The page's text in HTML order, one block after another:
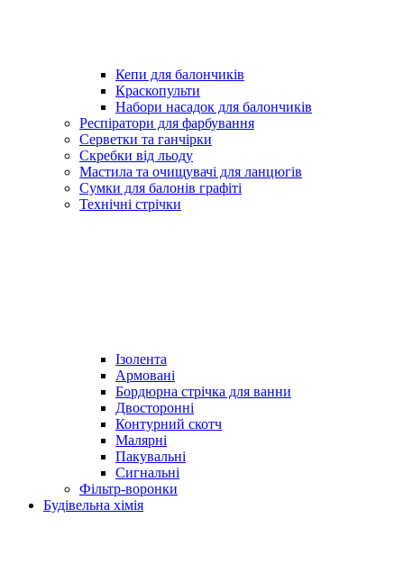
Кепи для балончиків
Краскопульти
Набори насадок для балончиків
Респіратори для фарбування
Серветки та ганчірки
Скребки від льоду
Мастила та очищувачі для ланцюгів
Сумки для балонів графіті
Технічні стрічки
Ізолента
Армовані
Бордюрна стрічка для ванни
Двосторонні
Контурний скотч
Малярні
Пакувальні
Сигнальні
Фільтр-воронки
Будівельна хімія